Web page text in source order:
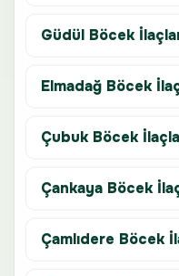
Güdül Böcek
Elmadağ Böcek
Çubuk Böcek
Çankaya Böcek
Çamlıdere Böcek